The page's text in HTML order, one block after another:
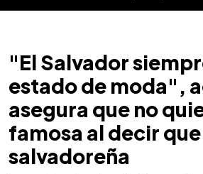
"El Salvador
estado de moda",
asegura que no
famosa al decir que
salvadoreña